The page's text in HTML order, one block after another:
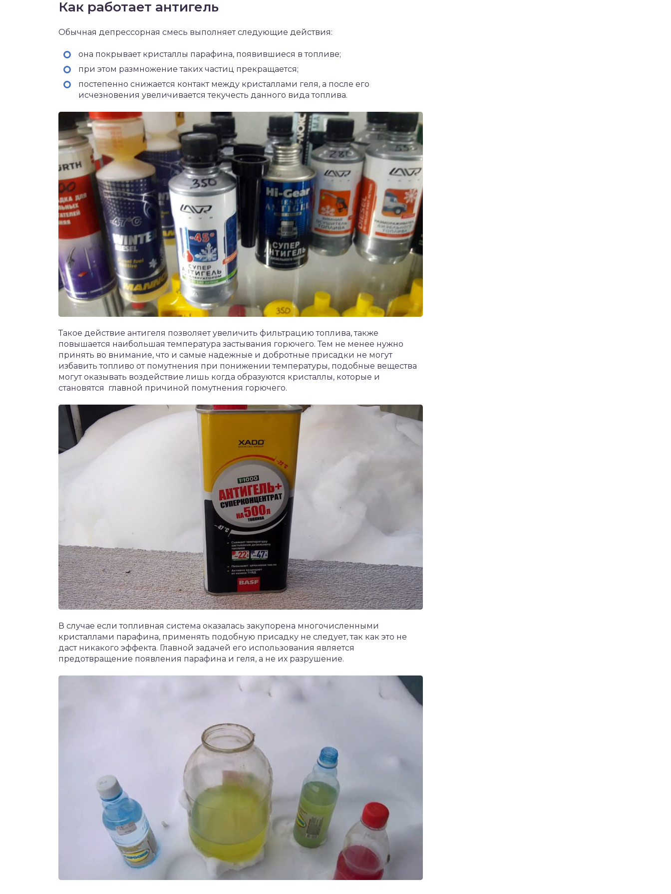
Как работает антигель
Обычная депрессорная смесь выполняет следующие действия:
она покрывает кристаллы парафина, появившиеся в топливе;
при этом размножение таких частиц прекращается;
постепенно снижается контакт между кристаллами геля, а после его
исчезновения увеличивается текучесть данного вида топлива.
Такое действие антигеля позволяет увеличить фильтрацию топлива, также
повышается наибольшая температура застывания горючего. Тем не менее нужно
принять во внимание, что и самые надежные и добротные присадки не могут
избавить топливо от помутнения при понижении температуры, подобные вещества
могут оказывать воздействие лишь когда образуются кристаллы, которые и
становятся главной причиной помутнения горючего.
В случае если топливная система оказалась закупорена многочисленными
кристаллами парафина, применять подобную присадку не следует, так как это не
даст никакого эффекта. Главной задачей его использования является
предотвращение появления парафина и геля, а не их разрушение.